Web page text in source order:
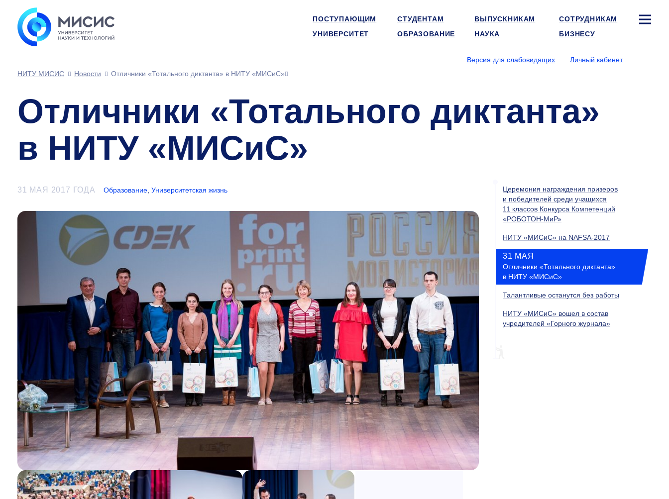
ПОСТУПАЮЩИМ СТУДЕНТАМ ВЫПУСКНИКАМ
СОТРУДНИКАМ
УНИВЕРСИТЕТ
ОБРАЗОВАНИЕ НАУКА БИЗНЕСУ
Версия для слабовидящих
Личный кабинет
НИТУ МИСИС
Новости Отличники «Тотального диктанта» в НИТУ «МИСиС»
Отличники «Тотального диктанта»
в НИТУ «МИСиС»
31 МАЯ 2017 ГОДА Образование, Университетская жизнь
Церемония награждения призеров
и победителей среди учащихся
11 классов Конкурса Компетенций
«РОБОТОН-МиР»
НИТУ «МИСиС» на NAFSA-2017
31 МАЯ
Отличники «Тотального диктанта»
в НИТУ «МИСиС»
Талантливые останутся без работы
НИТУ «МИСиС» вошел в состав
учредителей «Горного журнала»